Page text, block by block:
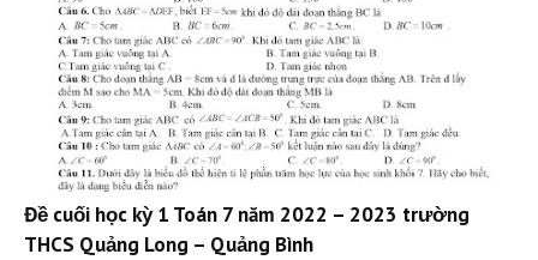
Đề cuối học kỳ 1 Toán 7 năm 2022 – 2023 trường
THCS Quảng Long – Quảng Bình